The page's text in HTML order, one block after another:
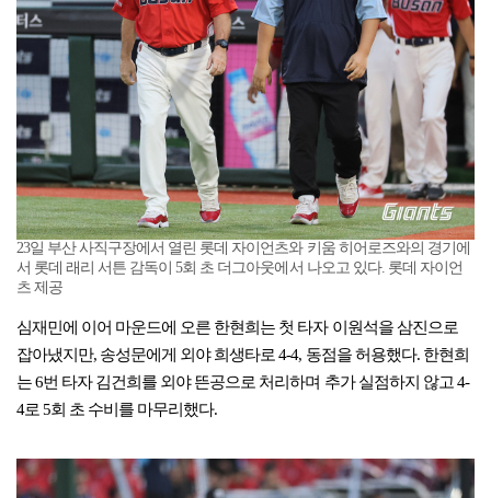
23일 부산 사직구장에서 열린 롯데 자이언츠와 키움 히어로즈와의 경기에
서 롯데 래리 서튼 감독이 5회 초 더그아웃에서 나오고 있다. 롯데 자이언
츠 제공
심재민에 이어 마운드에 오른 한현희는 첫 타자 이원석을 삼진으로
잡아냈지만, 송성문에게 외야 희생타로 4-4, 동점을 허용했다. 한현희
는 6번 타자 김건희를 외야 뜬공으로 처리하며 추가 실점하지 않고 4-
4로 5회 초 수비를 마무리했다.